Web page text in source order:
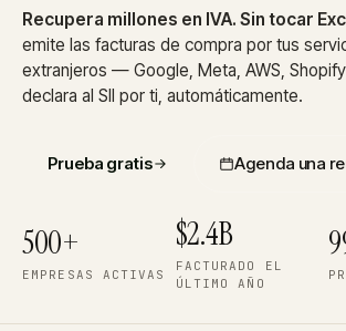
Recupera millones en IVA. Sin tocar
emite las facturas de compra por tus
extranjeros — Google, Meta, AWS,
declara al SII por ti, automáticamente.
Prueba gratis Agenda una
500+
EMPRESAS ACTIVAS
$2.4B
FACTURADO EL
ÚLTIMO AÑO